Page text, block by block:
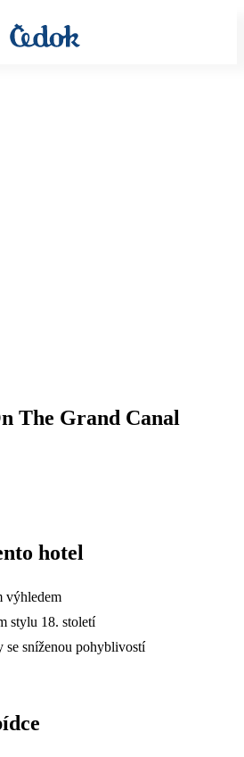
The Grand Canal
hotel
výhledem
stylu 18. století
se sníženou pohyblivostí